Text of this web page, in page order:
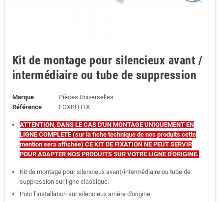
Kit de montage pour silencieux avant /
intermédiaire ou tube de suppression
Marque
Pièces Universelles
Référence
FOXKITFIX
ATTENTION, DANS LE CAS D'UN MONTAGE UNIQUEMENT EN
LIGNE COMPLETE (sur la fiche technique de nos produits cette
mention sera affichée) CE KIT DE FIXATION NE PEUT SERVIR
POUR ADAPTER NOS PRODUITS SUR VOTRE LIGNE D'ORIGINE.
Kit de montage pour silencieux avant/intermédiaire ou tube de
suppression sur ligne classique.
Pour l'installation sur silencieux arrière d'origine.